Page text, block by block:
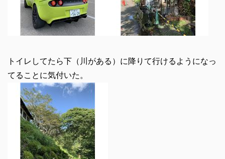
トイレしてたら下（川がある）に降りて行けるようになっ
てることに気付いた。